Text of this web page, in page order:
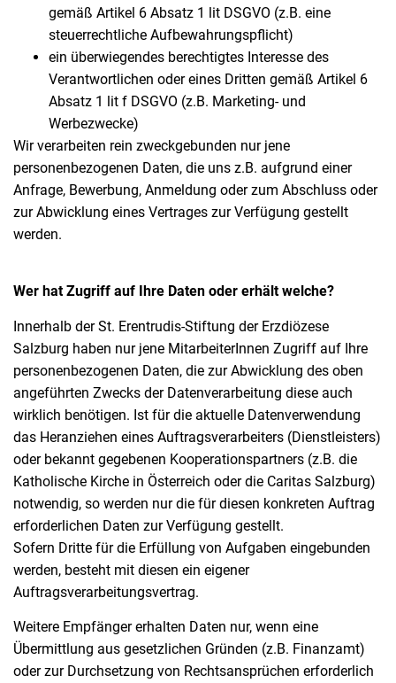
gemäß Artikel 6 Absatz 1 lit DSGVO (z.B. eine
steuerrechtliche Aufbewahrungspflicht)
ein überwiegendes berechtigtes Interesse des
Verantwortlichen oder eines Dritten gemäß Artikel 6
Absatz 1 lit f DSGVO (z.B. Marketing- und
Werbezwecke)
Wir verarbeiten rein zweckgebunden nur jene
personenbezogenen Daten, die uns z.B. aufgrund einer
Anfrage, Bewerbung, Anmeldung oder zum Abschluss oder
zur Abwicklung eines Vertrages zur Verfügung gestellt
werden.
Wer hat Zugriff auf Ihre Daten oder erhält welche?
Innerhalb der St. Erentrudis-Stiftung der Erzdiözese
Salzburg haben nur jene MitarbeiterInnen Zugriff auf Ihre
personenbezogenen Daten, die zur Abwicklung des oben
angeführten Zwecks der Datenverarbeitung diese auch
wirklich benötigen. Ist für die aktuelle Datenverwendung
das Heranziehen eines Auftragsverarbeiters (Dienstleisters)
oder bekannt gegebenen Kooperationspartners (z.B. die
Katholische Kirche in Österreich oder die Caritas Salzburg)
notwendig, so werden nur die für diesen konkreten Auftrag
erforderlichen Daten zur Verfügung gestellt.
Sofern Dritte für die Erfüllung von Aufgaben eingebunden
werden, besteht mit diesen ein eigener
Auftragsverarbeitungsvertrag.
Weitere Empfänger erhalten Daten nur, wenn eine
Übermittlung aus gesetzlichen Gründen (z.B. Finanzamt)
oder zur Durchsetzung von Rechtsansprüchen erforderlich